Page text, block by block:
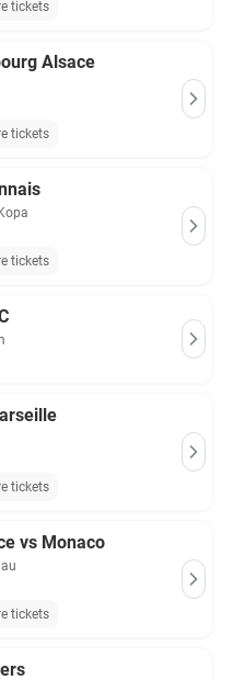
tickets
Alsace
tickets
tickets
tickets
vs Monaco
tickets